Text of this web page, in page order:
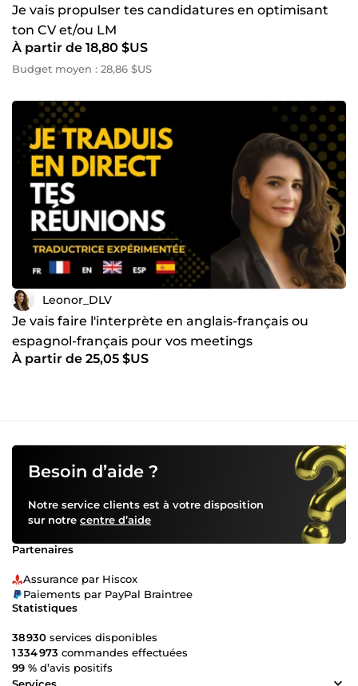
Je vais propulser tes candidatures en optimisant
ton CV et/ou LM
À partir de 18,80 $US
Budget moyen : 28,86 $US
Leonor_DLV
Je vais faire l'interprète en anglais-français ou
espagnol-français pour vos meetings
À partir de 25,05 $US
Besoin d’aide ?
Notre service clients est à votre disposition
sur notre centre d’aide
Partenaires
Assurance par Hiscox
Paiements par PayPal Braintree
Statistiques
38 930 services disponibles
1 334 973 commandes effectuées
99 % d’avis positifs
Services